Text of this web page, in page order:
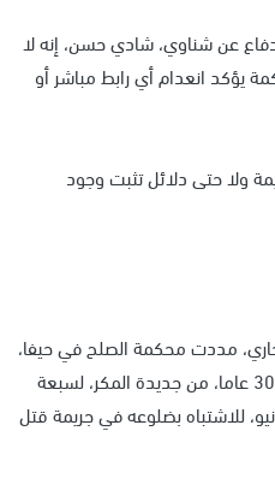
عن شناوي، شادي حسن، إنه لا
يؤكد انعدام أي رابط مباشر أو
ولا حتى دلائل تثبت وجود
أنه في 2 يونيو الجاري، مددت محكمة الصلح في حيفا،
اعتقال علي شناوي البالغ من العمر30 عاما، من جديدة المكر، لسبعة
8 حزيران/ يونيو، للاشتباه بضلوعه في جريمة قتل